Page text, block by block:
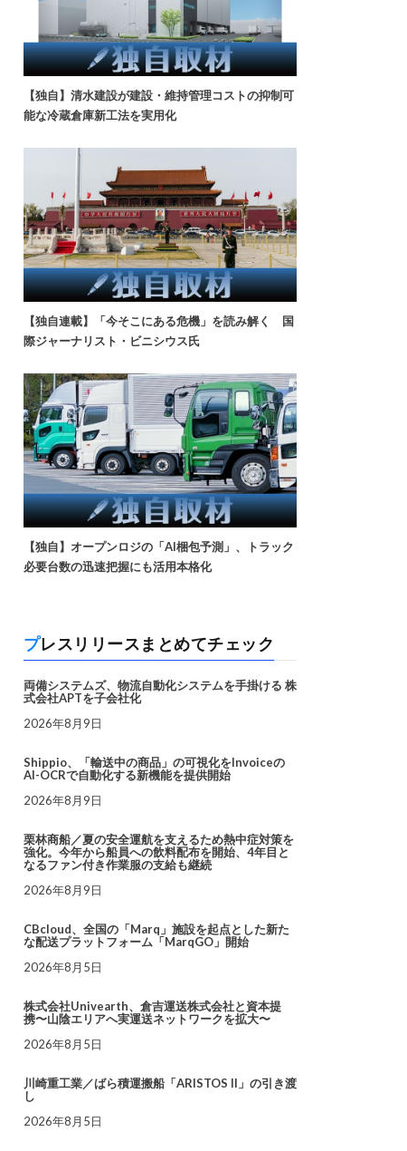
【独自】清水建設が建設・維持管理コストの抑制可
能な冷蔵倉庫新工法を実用化
【独自連載】「今そこにある危機」を読み解く 国
際ジャーナリスト・ビニシウス氏
【独自】オープンロジの「AI梱包予測」、トラック
必要台数の迅速把握にも活用本格化
プレスリリースまとめてチェック
両備システムズ、物流自動化システムを手掛ける 株
式会社APTを子会社化
2026年8月9日
Shippio、「輸送中の商品」の可視化をInvoiceの
AI-OCRで自動化する新機能を提供開始
2026年8月9日
栗林商船／夏の安全運航を支えるため熱中症対策を
強化。今年から船員への飲料配布を開始、4年目と
なるファン付き作業服の支給も継続
2026年8月9日
CBcloud、全国の「Marq」施設を起点とした新た
な配送プラットフォーム「MarqGO」開始
2026年8月5日
株式会社Univearth、倉吉運送株式会社と資本提
携〜山陰エリアへ実運送ネットワークを拡大〜
2026年8月5日
川崎重工業／ばら積運搬船「ARISTOS II」の引き渡
し
2026年8月5日